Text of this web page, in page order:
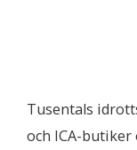
Tusentals
och ICA-butiker